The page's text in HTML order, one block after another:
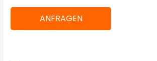
ANFRAGEN